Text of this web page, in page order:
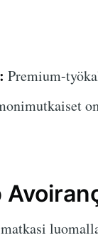
Premium-